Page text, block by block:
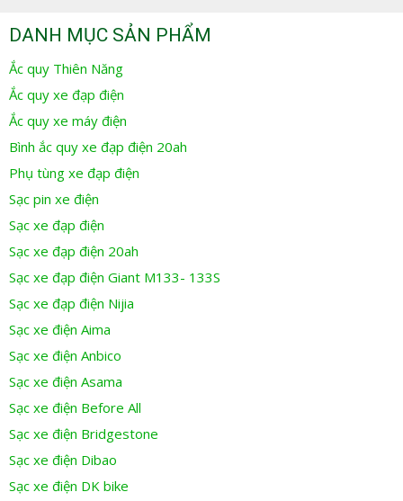
DANH MỤC SẢN PHẨM
Ắc quy Thiên Năng
Ắc quy xe đạp điện
Ắc quy xe máy điện
Bình ắc quy xe đạp điện 20ah
Phụ tùng xe đạp điện
Sạc pin xe điện
Sạc xe đạp điện
Sạc xe đạp điện 20ah
Sạc xe đạp điện Giant M133- 133S
Sạc xe đạp điện Nijia
Sạc xe điện Aima
Sạc xe điện Anbico
Sạc xe điện Asama
Sạc xe điện Before All
Sạc xe điện Bridgestone
Sạc xe điện Dibao
Sạc xe điện DK bike